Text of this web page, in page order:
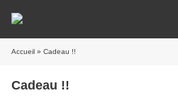
Accueil » Cadeau !!
Cadeau !!